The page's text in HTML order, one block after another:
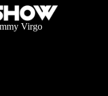
Virgo